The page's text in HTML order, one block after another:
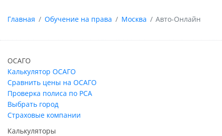
Главная Обучение на права Москва Авто-Онлайн
ОСАГО
Калькулятор ОСАГО
Сравнить цены на ОСАГО
Проверка полиса по РСА
Выбрать город
Страховые компании
Калькуляторы